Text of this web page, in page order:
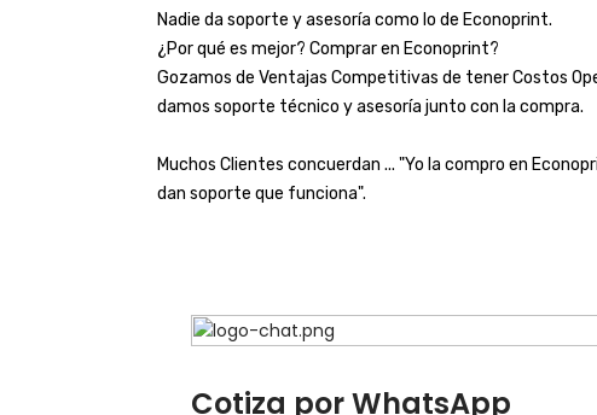
Nadie da soporte y asesoría como lo de Econoprint.
¿Por qué es mejor? Comprar en Econoprint?
Gozamos de Ventajas Competitivas de tener Costos
damos soporte técnico y asesoría junto con la compra.
Muchos Clientes concuerdan ... "Yo la compro en
dan soporte que funciona".